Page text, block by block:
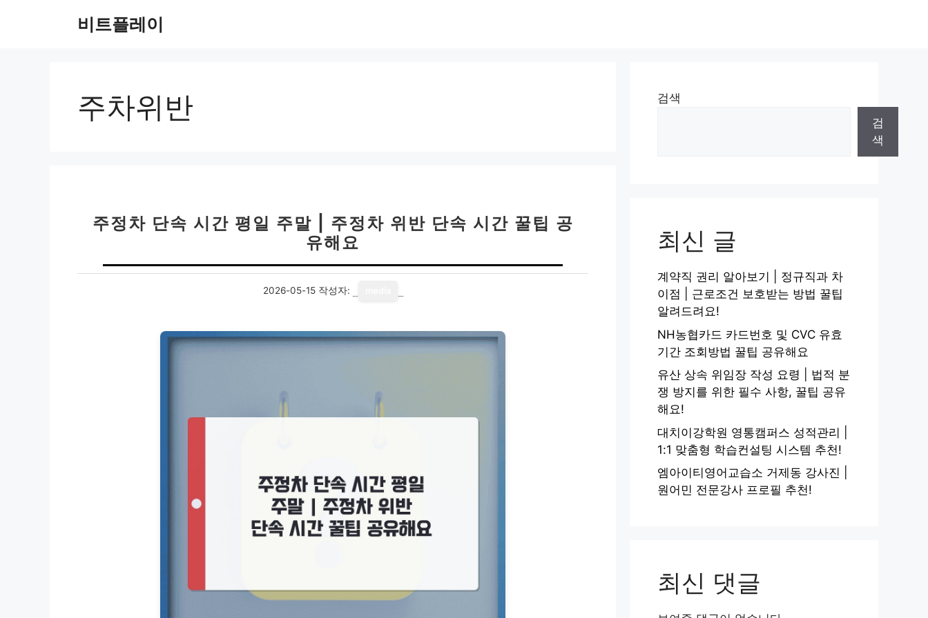
비트플레이
주차위반
주정차 단속 시간 평일 주말 | 주정차 위반 단속 시간 꿀팁 공
유해요
2026-05-15 작성자:
검색
검
색
최신 글
계약직 권리 알아보기 | 정규직과 차
이점 | 근로조건 보호받는 방법 꿀팁
알려드려요!
NH농협카드 카드번호 및 CVC 유효
기간 조회방법 꿀팁 공유해요
유산 상속 위임장 작성 요령 | 법적 분
쟁 방지를 위한 필수 사항, 꿀팁 공유
해요!
대치이강학원 영통캠퍼스 성적관리 |
1:1 맞춤형 학습컨설팅 시스템 추천!
엠아이티영어교습소 거제동 강사진 |
원어민 전문강사 프로필 추천!
최신 댓글